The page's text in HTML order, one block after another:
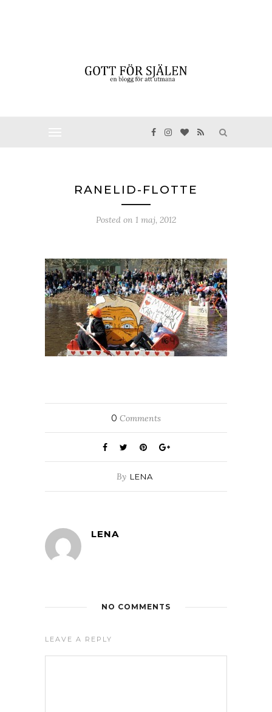
RANELID-FLOTTE
Posted on 1 maj, 2012
0 Comments
By LENA
LENA
NO COMMENTS
LEAVE A REPLY